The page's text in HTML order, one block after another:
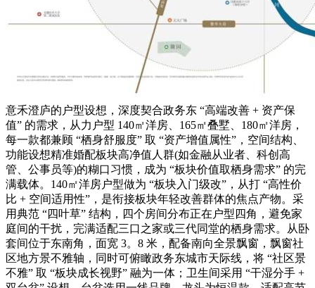
意禾澄庐的户型设想，深度契合政务东 “高端改善 + 资产保
值” 的需求，从力户型 140㎡洋房、165㎡叠墅、180㎡洋房，
每一款都兼顾 “栖身舒服度” 取 “资产增值属性”，空间结构、
功能设想精准婚配板块高净值人群(如金融从业者、科创高
管、公事员等)的糊口习惯，成为 “板块价值取栖身需求” 的完
满载体。140㎡洋房户型做为 “板块入门级改”，从打 “高性价
比 + 空间适用性”，是衔接板块年轻改善群体的焦点产物。采
用典范 “四叶草” 结构，四个房间分布正在户型四角，避免家
庭间的干扰，完满适配三口之家或三代同堂的栖身需求。从卧
套间位于东南角，面宽 3。8 米，配备南向全景飘窗，飘窗社
区地方景不雅轴，同时可俯瞰政务东城市天际线，将 “社区景
不雅” 取 “板块成长视野” 融为一体；卫生间采用 “干湿分手 +